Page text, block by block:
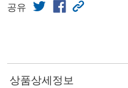
공유
상품상세정보